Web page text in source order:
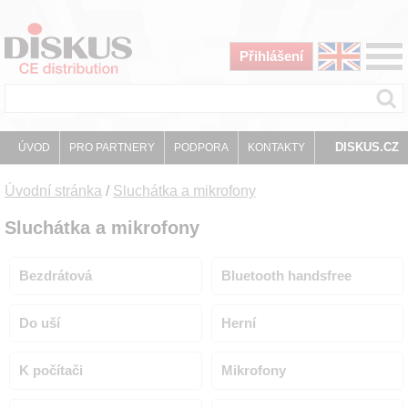
Přihlášení
ÚVOD PRO PARTNERY PODPORA KONTAKTY DISKUS.CZ
Úvodní stránka / Sluchátka a mikrofony
Sluchátka a mikrofony
Bezdrátová Bluetooth handsfree
Do uší Herní
K počítači Mikrofony